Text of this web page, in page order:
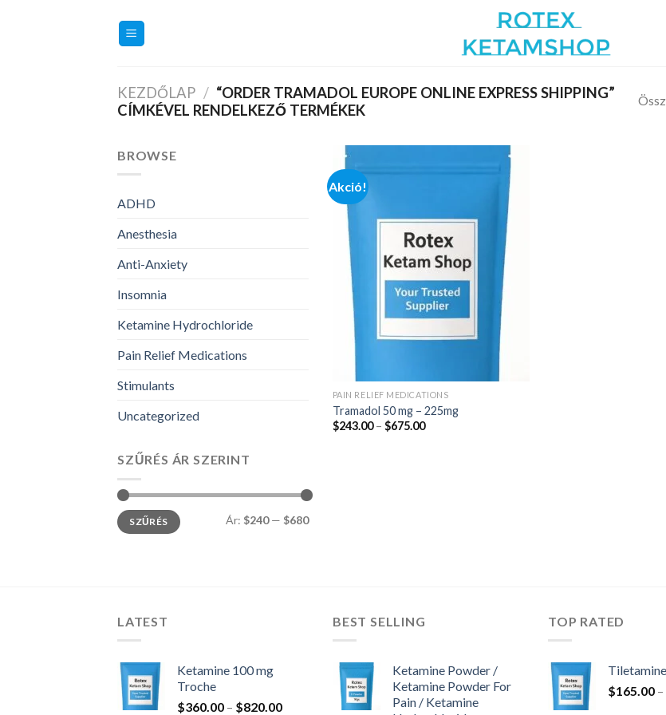
KEZDŐLAP / “ORDER TRAMADOL EUROPE ONLINE EXPRESS SHIPPING”
CÍMKÉVEL RENDELKEZŐ TERMÉKEK
BROWSE
ADHD
Anesthesia
Anti-Anxiety
Insomnia
Ketamine Hydrochloride
Pain Relief Medications
Stimulants
Uncategorized
SZŰRÉS ÁR SZERINT
Min
ár
Max
ár
SZŰRÉS Ár: $240— $680
Akció!
Add to
wishlist
PAIN RELIEF MEDICATIONS
Tramadol 50 mg – 225mg
$243.00 – $675.00Ártartomány:
LATEST
Ketamine 100 mg
Troche
$360.00 – $820.00Ártartomány:
BEST SELLING
Ketamine Powder /
Ketamine Powder For
Pain / Ketamine
TOP RATED
Tiletamine
$165.00 –